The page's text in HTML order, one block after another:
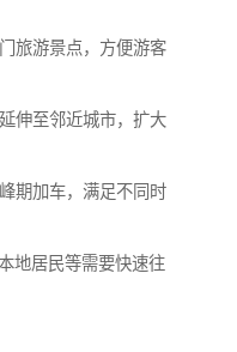
旅游景点，方便游客
伸至邻近城市，扩大
期加车，满足不同时
地居民等需要快速往